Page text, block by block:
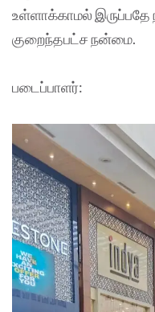
உள்ளாக்காமல் இருப்பதே
குறைந்தபட்ச நன்மை.
படைப்பாளர்: